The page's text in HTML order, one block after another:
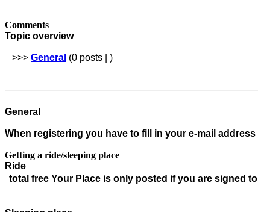
Comments
Topic overview
>>> General (0 posts | )
General
When registering you have to fill in your e-mail
Getting a ride/sleeping place
Ride
total free Your Place is only posted if you are signed